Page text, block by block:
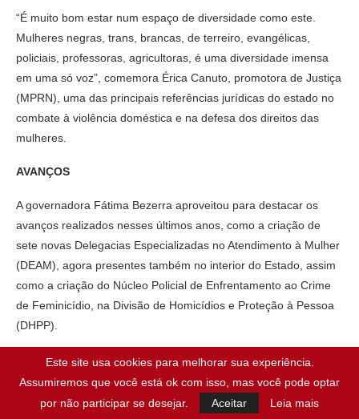
“É muito bom estar num espaço de diversidade como este.
Mulheres negras, trans, brancas, de terreiro, evangélicas,
policiais, professoras, agricultoras, é uma diversidade imensa
em uma só voz”, comemora Érica Canuto, promotora de Justiça
(MPRN), uma das principais referências jurídicas do estado no
combate à violência doméstica e na defesa dos direitos das
mulheres.
AVANÇOS
A governadora Fátima Bezerra aproveitou para destacar os
avanços realizados nesses últimos anos, como a criação de
sete novas Delegacias Especializadas no Atendimento à Mulher
(DEAM), agora presentes também no interior do Estado, assim
como a criação do Núcleo Policial de Enfrentamento ao Crime
de Feminicídio, na Divisão de Homicídios e Proteção à Pessoa
(DHPP).
“Foram 17 anos sem criar uma nova delegacia de defesa da
mulher vítima de violência. Antes, o Estado tinha apenas cinco
delegacias para o enfrentamento da violência doméstica e de
Este site usa cookies para melhorar sua experiência.
Assumiremos que você está ok com isso, mas você pode optar
por não participar se desejar.
Aceitar Leia mais